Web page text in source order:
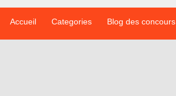
Accueil Categories Blog des concours